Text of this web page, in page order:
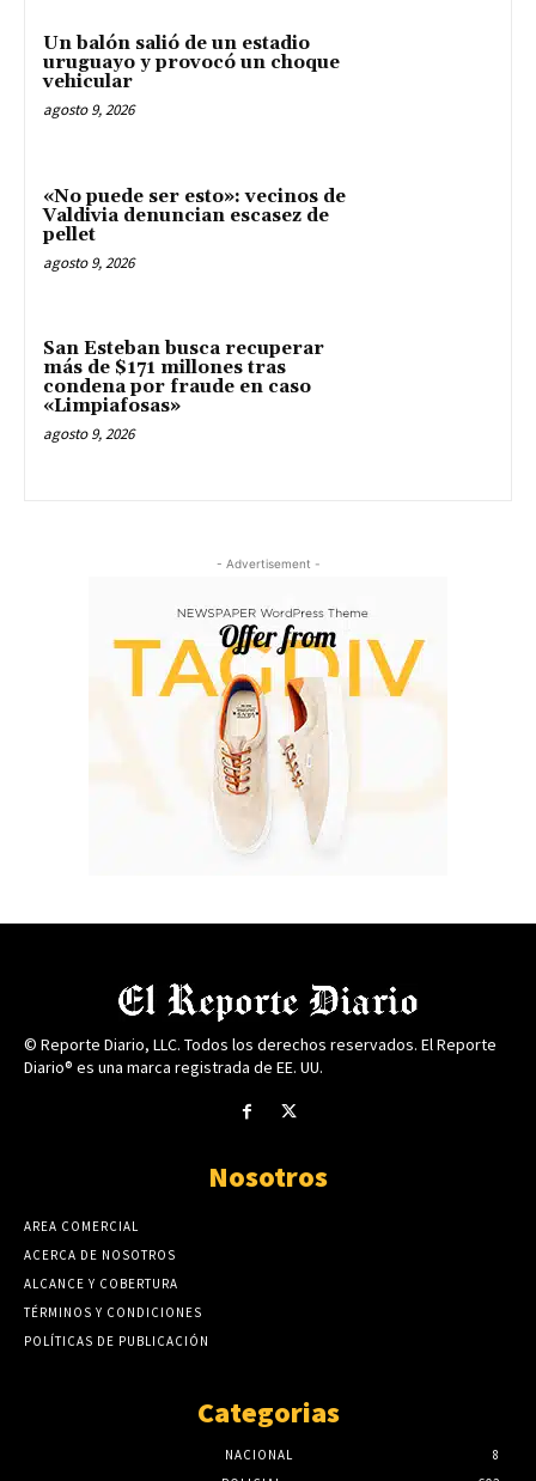
Un balón salió de un estadio
uruguayo y provocó un choque
vehicular
agosto 9, 2026
«No puede ser esto»: vecinos de
Valdivia denuncian escasez de
pellet
agosto 9, 2026
San Esteban busca recuperar
más de $171 millones tras
condena por fraude en caso
«Limpiafosas»
agosto 9, 2026
- Advertisement -
© Reporte Diario, LLC. Todos los derechos reservados. El Reporte
Diario® es una marca registrada de EE. UU.
Nosotros
AREA COMERCIAL
ACERCA DE NOSOTROS
ALCANCE Y COBERTURA
TÉRMINOS Y CONDICIONES
POLÍTICAS DE PUBLICACIÓN
Categorias
NACIONAL
8